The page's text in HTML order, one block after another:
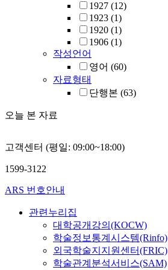
1927 (12)
1923 (1)
1920 (1)
1906 (1)
작성언어
영어 (60)
자료형태
단행본 (63)
오늘 본 자료
고객센터 (평일: 09:00~18:00)
1599-3122
ARS 번호안내
관련누리집
대학공개강의(KOCW)
학술정보통계시스템(Rinfo)
외국학술지지원센터(FRIC)
학술관계분석서비스(SAM)